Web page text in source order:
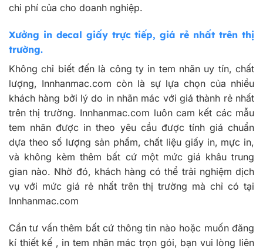
chi phí của cho doanh nghiệp.
Xưởng in decal giấy trực tiếp, giá rẻ nhất trên thị
trường.
Không chỉ biết đến là công ty in tem nhãn uy tín, chất
lượng, Innhanmac.com còn là sự lựa chọn của nhiều
khách hàng bởi lý do in nhãn mác với giá thành rẻ nhất
trên thị trường. Innhanmac.com luôn cam kết các mẫu
tem nhãn được in theo yêu cầu được tính giá chuẩn
dựa theo số lượng sản phẩm, chất liệu giấy in, mực in,
và không kèm thêm bất cứ một mức giá khâu trung
gian nào. Nhờ đó, khách hàng có thể trải nghiệm dịch
vụ với mức giá rẻ nhất trên thị trường mà chỉ có tại
Innhanmac.com
Cần tư vấn thêm bất cứ thông tin nào hoặc muốn đăng
kí thiết kế , in tem nhãn mác trọn gói, bạn vui lòng liên